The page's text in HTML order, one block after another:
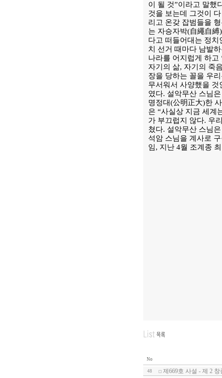
이 될 것”이라고 말했
것을 보는데 그것이
리고 온갖 잡범들을
는 자승자박(自繩自縛
다고 떠들어대는 정
치 선거 때마다 남발
나라를 어지럽게 하고
자기의 삶, 자기의 죽
장을 당하는 꼴을 우
무서워서 사양했을 것
였다. 설악무산 스님
명정대(公明正大)한
은 “사실상 지금 세계
가 부끄럽지 않다. 우
쳤다. 설악무산 스님
석암 스님을 계사로
임, 지난 4월 조계종
No
48 제669호 사설 - 제 2